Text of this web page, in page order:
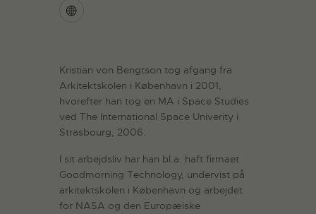
Kristian von Bengtson tog afgang fra
Arkitektskolen i København i 2001,
hvorefter han tog en MA i Space Studies
ved The International Space Univerity i
Strasbourg, 2006.
I sit arbejdsliv har han bl.a. haft firmaet
Goodmorning Technology, undervist på
arkitektskolen i København og arbejdet
for NASA og den Europæiske